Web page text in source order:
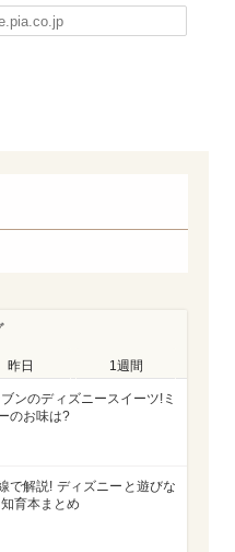
昨日 1週間
ンのディズニースイーツ!ミ
のお味は?
で解説! ディズニーと遊びな
育本まとめ